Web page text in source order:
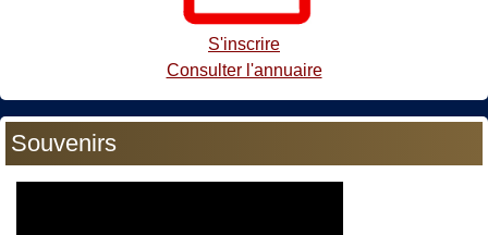
S'inscrire
Consulter l'annuaire
Souvenirs